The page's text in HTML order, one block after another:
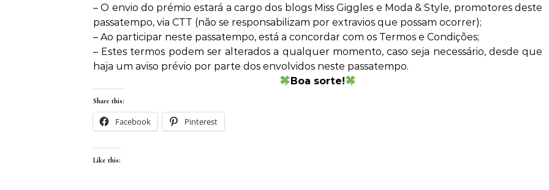
– O envio do prémio estará a cargo dos blogs Miss Giggles e Moda & Style, promotores deste
passatempo, via CTT (não se responsabilizam por extravios que possam ocorrer);
– Ao participar neste passatempo, está a concordar com os Termos e Condições;
– Estes termos podem ser alterados a qualquer momento, caso seja necessário, desde que
haja um aviso prévio por parte dos envolvidos neste passatempo.
Boa sorte!
Share this:
Facebook Pinterest
Like this: